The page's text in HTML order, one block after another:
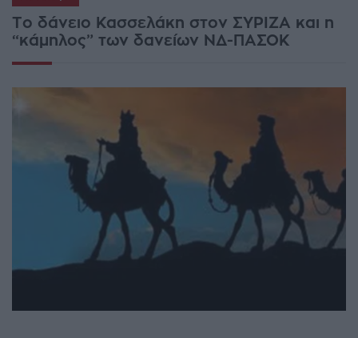
Το δάνειο Κασσελάκη στον ΣΥΡΙΖΑ και η
“κάμηλος” των δανείων ΝΔ-ΠΑΣΟΚ